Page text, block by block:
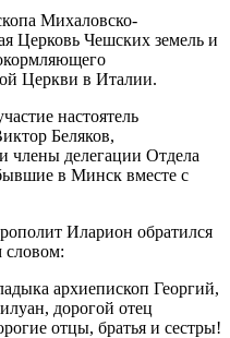
Михаловско-
Церковь Чешских земель и
Церкви в Италии.
настоятель
Беляков,
члены делегации Отдела
в Минск вместе с
Иларион обратился
словом:
архиепископ Георгий,
дорогой отец
отцы, братья и сестры!